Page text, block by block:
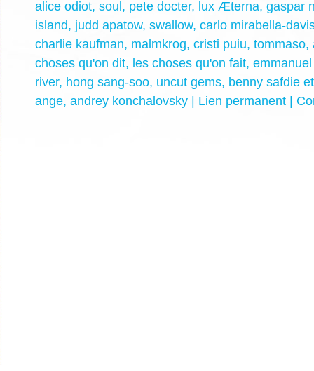
alice odiot, soul, pete docter, lux Æterna, gaspar
island, judd apatow, swallow, carlo mirabella-
charlie kaufman, malmkrog, cristi puiu, tommaso,
choses qu'on dit, les choses qu'on fait,
river, hong sang-soo, uncut gems, benny safdie
ange, andrey konchalovsky | Lien permanent |